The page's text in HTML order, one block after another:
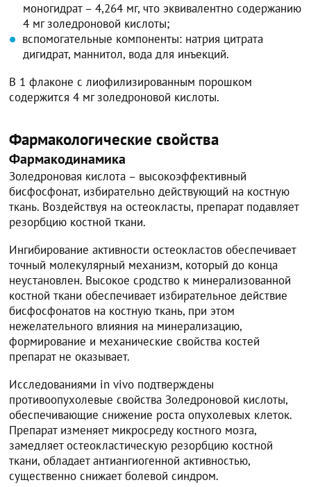
моногидрат – 4,264 мг, что эквивалентно содержанию
4 мг золедроновой кислоты;
вспомогательные компоненты: натрия цитрата
дигидрат, маннитол, вода для инъекций.
В 1 флаконе с лиофилизированным порошком
содержится 4 мг золедроновой кислоты.
Фармакологические свойства
Фармакодинамика
Золедроновая кислота – высокоэффективный
бисфосфонат, избирательно действующий на костную
ткань. Воздействуя на остеокласты, препарат подавляет
резорбцию костной ткани.
Ингибирование активности остеокластов обеспечивает
точный молекулярный механизм, который до конца
неустановлен. Высокое сродство к минерализованной
костной ткани обеспечивает избирательное действие
бисфосфонатов на костную ткань, при этом
нежелательного влияния на минерализацию,
формирование и механические свойства костей
препарат не оказывает.
Исследованиями in vivo подтверждены
противоопухолевые свойства Золедроновой кислоты,
обеспечивающие снижение роста опухолевых клеток.
Препарат изменяет микросреду костного мозга,
замедляет остеокластическую резорбцию костной
ткани, обладает антиангиогенной активностью,
существенно снижает болевой синдром.